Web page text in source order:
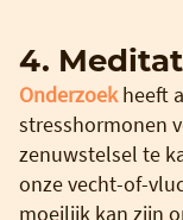
4.
Onderzoekheeft
stresshormonen
zenuwstelsel te
onze vecht-of-
moeilijk kan zijn